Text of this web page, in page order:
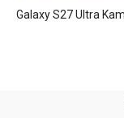
Galaxy S27 Ultra